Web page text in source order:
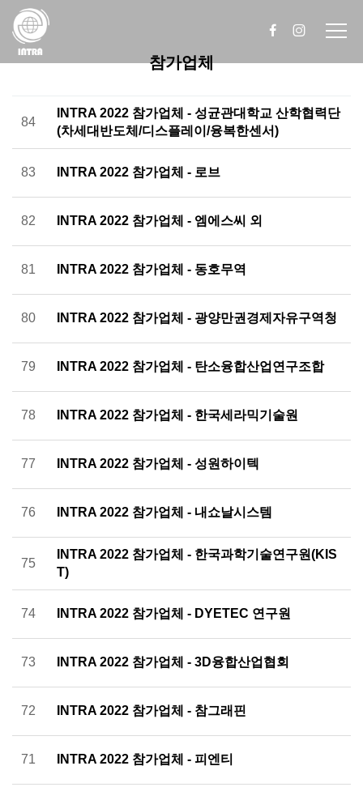
참가업체
84
INTRA 2022 참가업체 - 성균관대학교 산학협력단
(차세대반도체/디스플레이/융복한센서)
83 INTRA 2022 참가업체 - 로브
82 INTRA 2022 참가업체 - 엠에스씨 외
81 INTRA 2022 참가업체 - 동호무역
80 INTRA 2022 참가업체 - 광양만권경제자유구역청
79 INTRA 2022 참가업체 - 탄소융합산업연구조합
78 INTRA 2022 참가업체 - 한국세라믹기술원
77 INTRA 2022 참가업체 - 성원하이텍
76 INTRA 2022 참가업체 - 내쇼날시스템
75
INTRA 2022 참가업체 - 한국과학기술연구원(KIS
T)
74 INTRA 2022 참가업체 - DYETEC 연구원
73 INTRA 2022 참가업체 - 3D융합산업협회
72 INTRA 2022 참가업체 - 참그래핀
71 INTRA 2022 참가업체 - 피엔티